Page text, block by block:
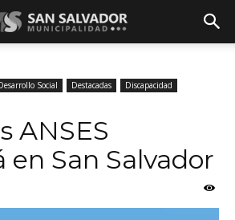
Social Destacadas
Discapacidad
ANSES
en San Salvador